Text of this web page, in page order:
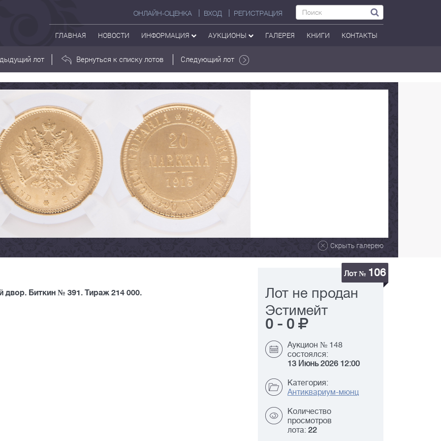
ОНЛАЙН-ОЦЕНКА ВХОД РЕГИСТРАЦИЯ
ГЛАВНАЯ НОВОСТИ ИНФОРМАЦИЯ АУКЦИОНЫ ГАЛЕРЕЯ КНИГИ КОНТАКТЫ
лот Вернуться к списку лотов Следующий лот
Скрыть галерею
двор. Биткин № 391. Тираж 214 000.
Лот № 106
Лот не продан
Эстимейт
0 - 0
Аукцион № 148
состоялся:
13 Июнь 2026 12:00
Категория:
Антиквариум-мюнц
Количество
просмотров
лота: 22